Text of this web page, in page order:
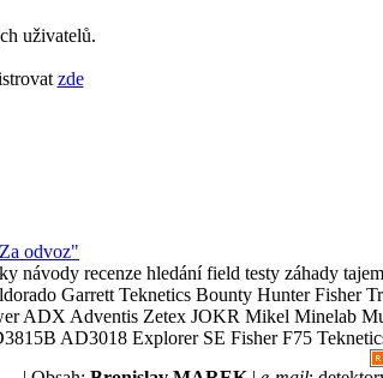
uživatelů.
zde
odvoz"
návody recenze hledání field testy záhady
Garrett Teknetics Bounty Hunter
Adventis Zetex JOKR Mikel Minelab
AD3018 Explorer SE Fisher F75